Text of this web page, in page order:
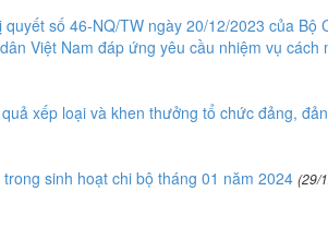
số 46-NQ/TW ngày 20/12/2023 của Bộ
Việt Nam đáp ứng yêu cầu nhiệm vụ cách
xếp loại và khen thưởng tổ chức đảng,
sinh hoạt chi bộ tháng 01 năm 2024 (29/